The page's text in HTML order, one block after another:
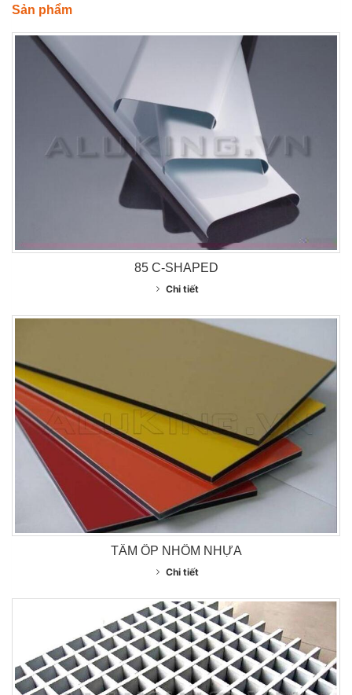
Sản phẩm
85 C-SHAPED
Chi tiết
TẤM ỐP NHÔM NHỰA
Chi tiết